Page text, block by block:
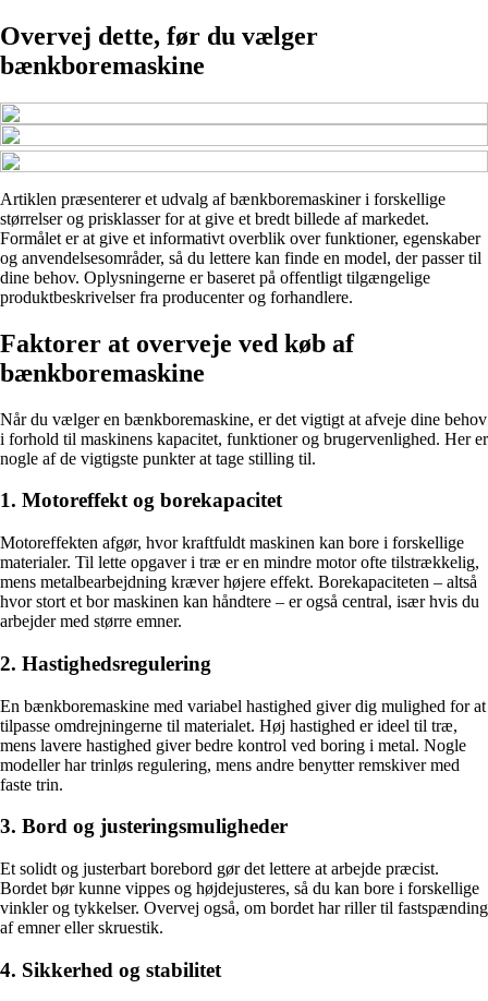
Overvej dette, før du vælger
bænkboremaskine
Artiklen præsenterer et udvalg af bænkboremaskiner i forskellige
størrelser og prisklasser for at give et bredt billede af markedet.
Formålet er at give et informativt overblik over funktioner, egenskaber
og anvendelsesområder, så du lettere kan finde en model, der passer til
dine behov. Oplysningerne er baseret på offentligt tilgængelige
produktbeskrivelser fra producenter og forhandlere.
Faktorer at overveje ved køb af
bænkboremaskine
Når du vælger en bænkboremaskine, er det vigtigt at afveje dine behov
i forhold til maskinens kapacitet, funktioner og brugervenlighed. Her er
nogle af de vigtigste punkter at tage stilling til.
1. Motoreffekt og borekapacitet
Motoreffekten afgør, hvor kraftfuldt maskinen kan bore i forskellige
materialer. Til lette opgaver i træ er en mindre motor ofte tilstrækkelig,
mens metalbearbejdning kræver højere effekt. Borekapaciteten – altså
hvor stort et bor maskinen kan håndtere – er også central, især hvis du
arbejder med større emner.
2. Hastighedsregulering
En bænkboremaskine med variabel hastighed giver dig mulighed for at
tilpasse omdrejningerne til materialet. Høj hastighed er ideel til træ,
mens lavere hastighed giver bedre kontrol ved boring i metal. Nogle
modeller har trinløs regulering, mens andre benytter remskiver med
faste trin.
3. Bord og justeringsmuligheder
Et solidt og justerbart borebord gør det lettere at arbejde præcist.
Bordet bør kunne vippes og højdejusteres, så du kan bore i forskellige
vinkler og tykkelser. Overvej også, om bordet har riller til fastspænding
af emner eller skruestik.
4. Sikkerhed og stabilitet